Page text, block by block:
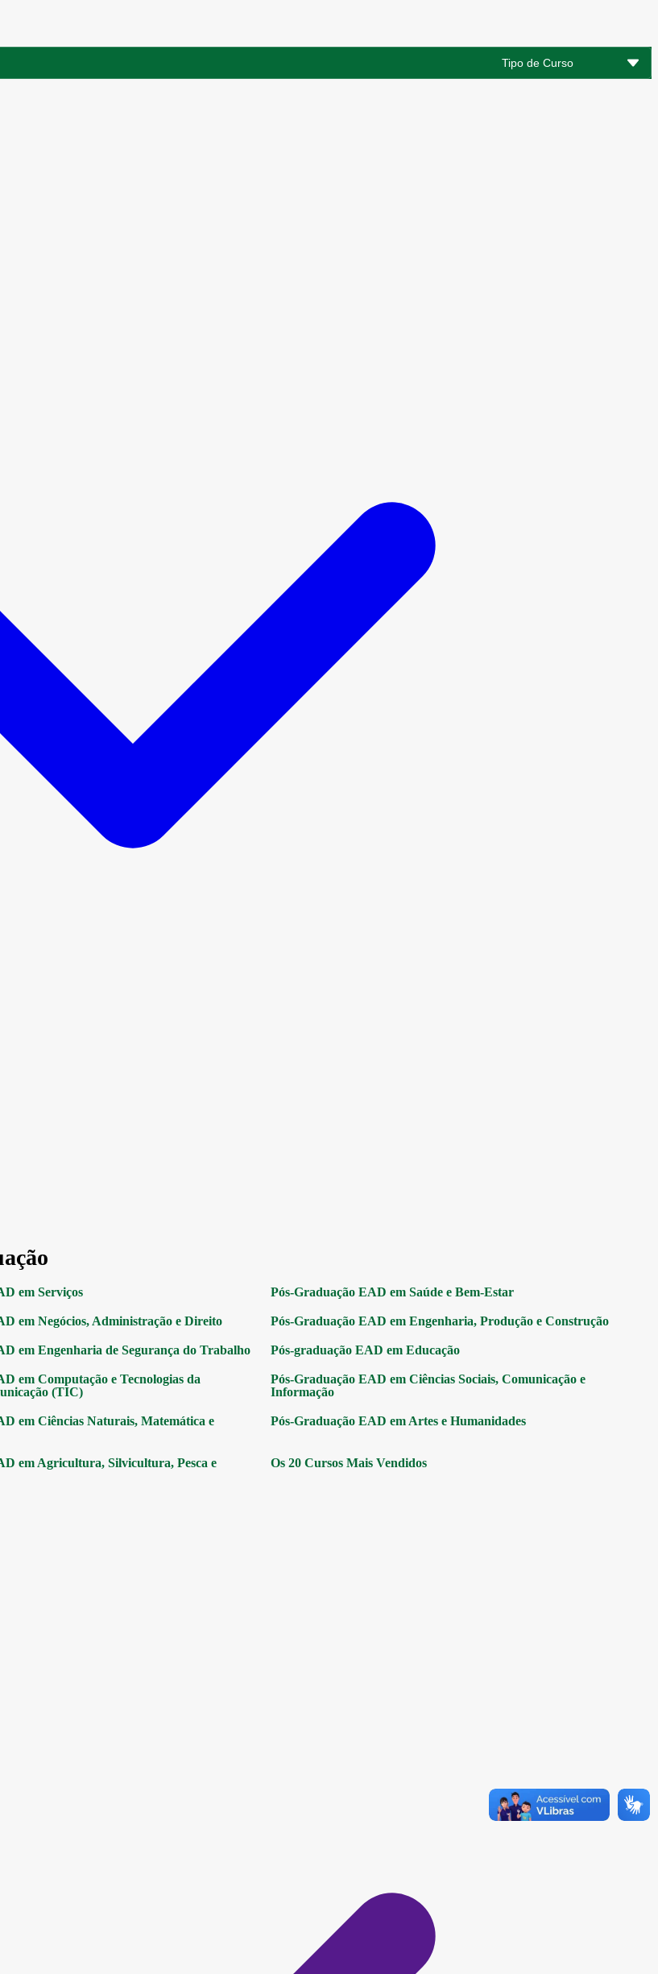
em Serviços Pós-Graduação EAD em Saúde e Bem-Estar
em Negócios, Administração e Direito Pós-Graduação EAD em Engenharia, Produção e Construção
em Engenharia de Segurança do Trabalho Pós-graduação EAD em Educação
em Computação e Tecnologias da
(TIC)
Pós-Graduação EAD em Ciências Sociais, Comunicação e
Informação
em Ciências Naturais, Matemática e
Pós-Graduação EAD em Artes e Humanidades
em Agricultura, Silvicultura, Pesca e
Os 20 Cursos Mais Vendidos